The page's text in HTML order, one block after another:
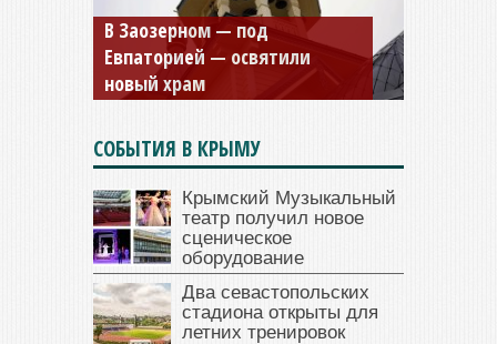
Мужской монастырь Косьмы
и Дамиана в Крыму вновь
открыт для посещения
СОБЫТИЯ В КРЫМУ
Крымский Музыкальный
театр получил новое
сценическое
оборудование
Два севастопольских
стадиона открыты для
летних тренировок